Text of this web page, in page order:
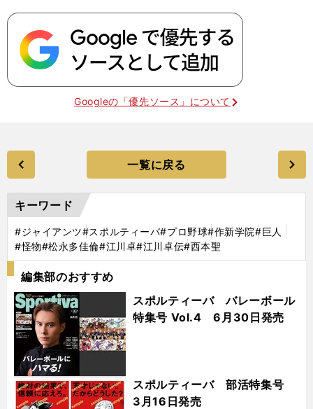
Googleの「優先ソース」について
一覧に戻る
キーワード
#ジャイアンツ#スポルティーバ#プロ野球#作新学院#巨人
#怪物#松永多佳倫#江川卓#江川卓伝#西本聖
編集部のおすすめ
スポルティーバ バレーボール
特集号 Vol.4 6月30日発売
スポルティーバ 部活特集号
3月16日発売